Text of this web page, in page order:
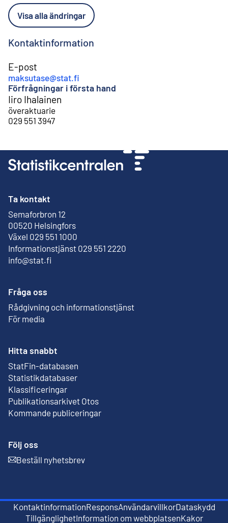
Visa alla ändringar
Kontaktinformation
E-post
maksutase@stat.fi
Förfrågningar i första hand
Iiro Ihalainen
överaktuarie
029 551 3947
Ta kontakt
Semaforbron 12
00520 Helsingfors
Extern länk
Växel 029 551 1000
Informationstjänst 029 551 2220
info@stat.fi
Fråga oss
Rådgivning och informationstjänst
För media
Hitta snabbt
StatFin-databasen
Extern länk
Statistikdatabaser
Klassificeringar
Publikationsarkivet Otos
Extern länk
Kommande publiceringar
Följ oss
Beställ nyhetsbrev
Extern länk
KontaktinformationRespons
Extern länk
Användarvillkor
Extern länk
Dataskydd
TillgänglighetInformation om webbplatsenKakor